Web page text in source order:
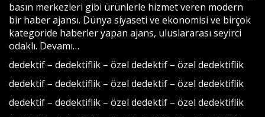
basın merkezleri gibi ürünlerle hizmet veren modern
bir haber ajansı. Dünya siyaseti ve ekonomisi ve birçok
kategoride haberler yapan ajans, uluslararası seyirci
odaklı. Devamı…
dedektif – dedektiflik – özel dedektif – özel dedektiflik
dedektif – dedektiflik – özel dedektif – özel dedektiflik
dedektif – dedektiflik – özel dedektif – özel dedektiflik